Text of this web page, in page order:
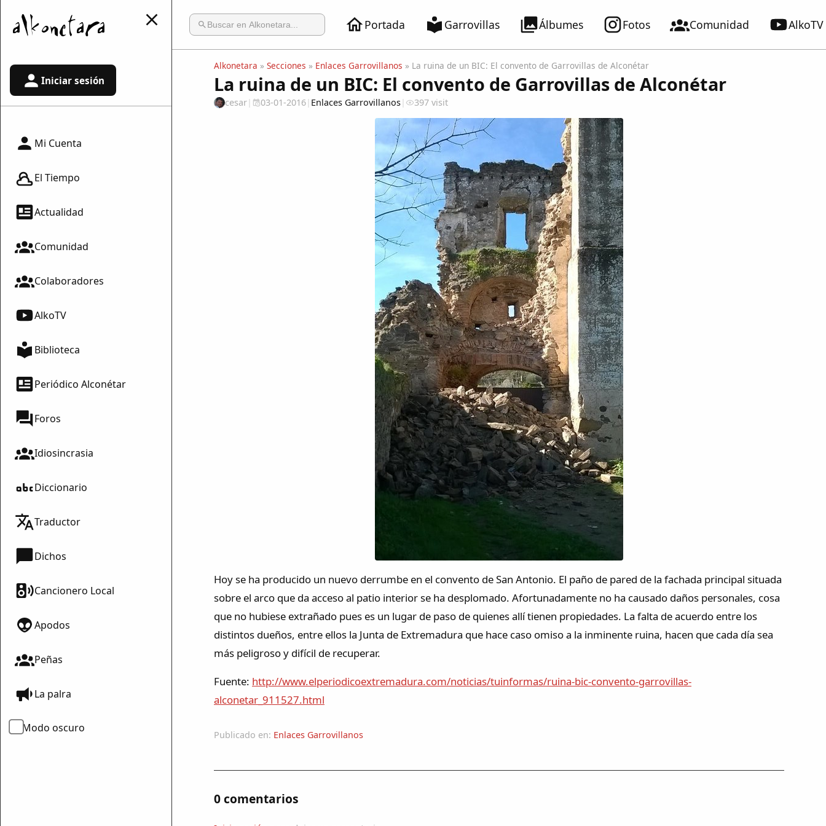
Portada Garrovillas Álbumes Fotos Comunidad AlkoTV
Iniciar sesión
Mi Cuenta
El Tiempo
Actualidad
Comunidad
Colaboradores
AlkoTV
Biblioteca
Periódico Alconétar
Foros
Idiosincrasia
Diccionario
Traductor
Dichos
Cancionero Local
Apodos
Peñas
La palra
Modo oscuro
Alkonetara » Secciones » Enlaces Garrovillanos » La ruina de un BIC: El convento de Garrovillas de Alconétar
La ruina de un BIC: El convento de Garrovillas de Alconétar
cesar| 03-01-2016| Enlaces Garrovillanos| 397 visit
Hoy se ha producido un nuevo derrumbe en el convento de San Antonio. El paño de pared de la fachada principal situada
sobre el arco que da acceso al patio interior se ha desplomado. Afortunadamente no ha causado daños personales, cosa
que no hubiese extrañado pues es un lugar de paso de quienes allí tienen propiedades. La falta de acuerdo entre los
distintos dueños, entre ellos la Junta de Extremadura que hace caso omiso a la inminente ruina, hacen que cada día sea
más peligroso y difícil de recuperar.
Fuente: http://www.elperiodicoextremadura.com/noticias/tuinformas/ruina-bic-convento-garrovillas-
alconetar_911527.html
Publicado en: Enlaces Garrovillanos
0 comentarios